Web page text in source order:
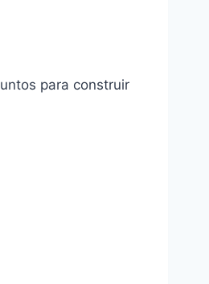
para construir